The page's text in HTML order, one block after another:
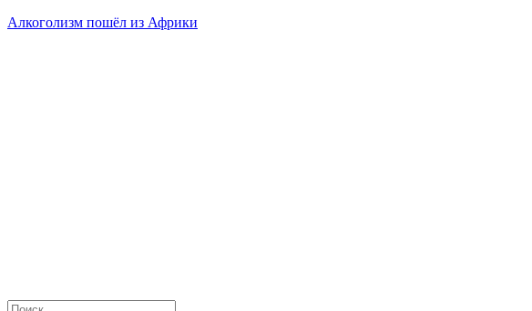
Алкоголизм пошёл из Африки